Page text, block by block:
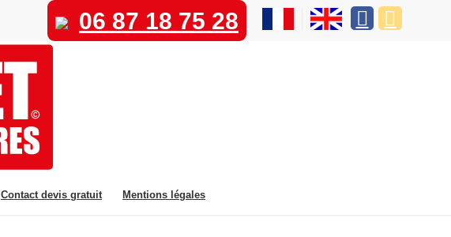
06 87 18 75 28
Contact devis gratuit Mentions légales